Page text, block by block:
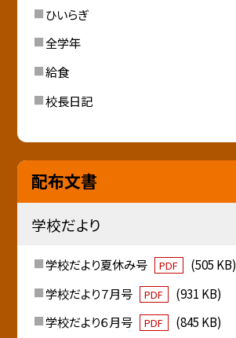
ひいらぎ
全学年
給食
校長日記
配布文書
学校だより
学校だより夏休み号 PDF
(505 KB)
学校だより７月号
PDF
(931 KB)
学校だより６月号
PDF (845 KB)